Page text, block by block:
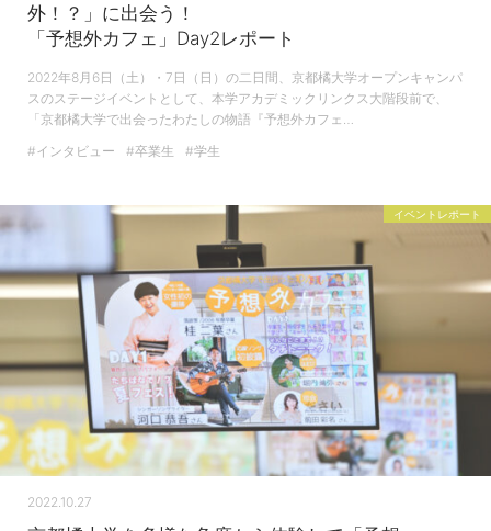
外！？」に出会う！
「予想外カフェ」Day2レポート
2022年8月6日（土）・7日（日）の二日間、京都橘大学オープンキャンパ
スのステージイベントとして、本学アカデミックリンクス大階段前で、
「京都橘大学で出会ったわたしの物語『予想外カフェ…
#インタビュー
#卒業生 #学生
イベントレポート
2022.10.27